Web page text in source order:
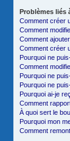
Problèmes liés
Comment créer
Comment
Comment
Comment créer
Pourquoi ne
Comment
Pourquoi ne
Pourquoi ne
Pourquoi ai-je
Comment
À quoi sert le
Pourquoi mon
Comment